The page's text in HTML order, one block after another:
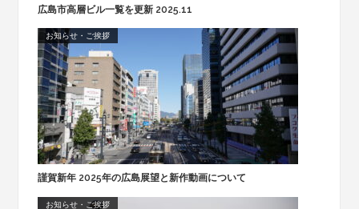
広島市高層ビル一覧を更新 2025.11
お知らせ・ご挨拶
謹賀新年 2025年の広島展望と新作動画について
お知らせ・ご挨拶